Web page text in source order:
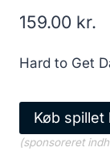
159.00 kr.
Hard to Get
Køb spillet
(sponsoreret